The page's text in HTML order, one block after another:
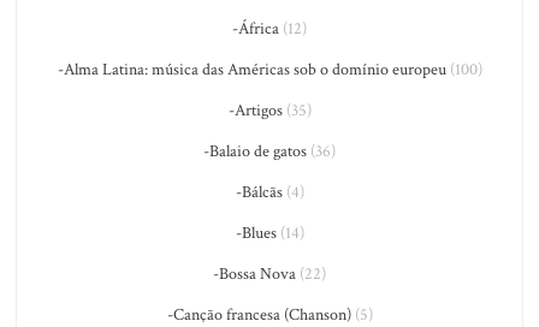
-África (12)
-Alma Latina: música das Américas sob o domínio europeu(100)
-Artigos(35)
-Balaio de gatos (36)
-Bálcãs(4)
-Blues(14)
-Bossa Nova (22)
-Canção francesa (Chanson)(5)